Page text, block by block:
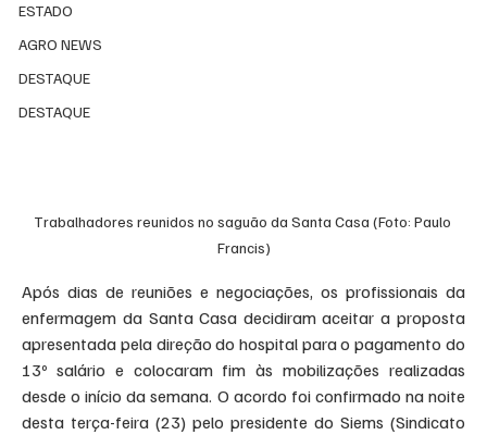
ESTADO
AGRO NEWS
DESTAQUE
DESTAQUE
Trabalhadores reunidos no saguão da Santa Casa (Foto: Paulo
Francis)
Após dias de reuniões e negociações, os profissionais da
enfermagem da Santa Casa decidiram aceitar a proposta
apresentada pela direção do hospital para o pagamento do
13º salário e colocaram fim às mobilizações realizadas
desde o início da semana. O acordo foi confirmado na noite
desta terça-feira (23) pelo presidente do Siems (Sindicato